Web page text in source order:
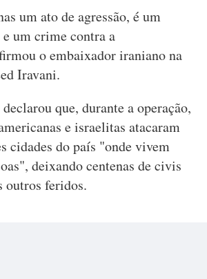
um ato de agressão, é um
um crime contra a
o embaixador iraniano na
Iravani.
que, durante a operação,
e israelitas atacaram
cidades do país "onde vivem
deixando centenas de civis
outros feridos.